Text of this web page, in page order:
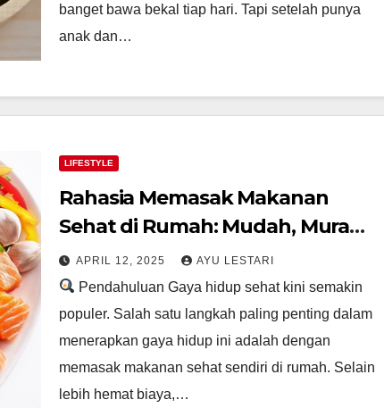
banget bawa bekal tiap hari. Tapi setelah punya
anak dan…
LIFESTYLE
Rahasia Memasak Makanan
Sehat di Rumah: Mudah, Murah,
dan Menyenangkan!
APRIL 12, 2025 AYU LESTARI
Pendahuluan Gaya hidup sehat kini semakin
populer. Salah satu langkah paling penting dalam
menerapkan gaya hidup ini adalah dengan
memasak makanan sehat sendiri di rumah. Selain
lebih hemat biaya,…